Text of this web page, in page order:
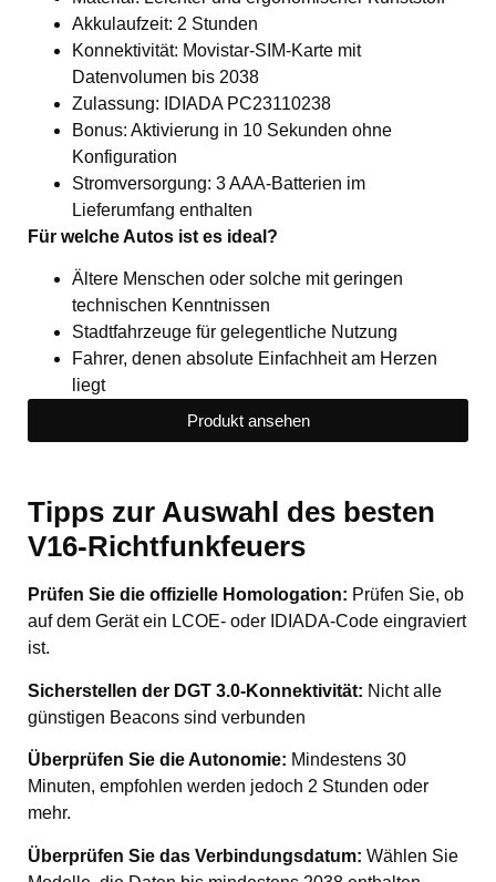
Akkulaufzeit: 2 Stunden
Konnektivität: Movistar-SIM-Karte mit
Datenvolumen bis 2038
Zulassung: IDIADA PC23110238
Bonus: Aktivierung in 10 Sekunden ohne
Konfiguration
Stromversorgung: 3 AAA-Batterien im
Lieferumfang enthalten
Für welche Autos ist es ideal?
Ältere Menschen oder solche mit geringen
technischen Kenntnissen
Stadtfahrzeuge für gelegentliche Nutzung
Fahrer, denen absolute Einfachheit am Herzen
liegt
Produkt ansehen
Tipps zur Auswahl des besten
V16-Richtfunkfeuers
Prüfen Sie die offizielle Homologation: Prüfen Sie, ob
auf dem Gerät ein LCOE- oder IDIADA-Code eingraviert
ist.
Sicherstellen der DGT 3.0-Konnektivität: Nicht alle
günstigen Beacons sind verbunden
Überprüfen Sie die Autonomie: Mindestens 30
Minuten, empfohlen werden jedoch 2 Stunden oder
mehr.
Überprüfen Sie das Verbindungsdatum: Wählen Sie